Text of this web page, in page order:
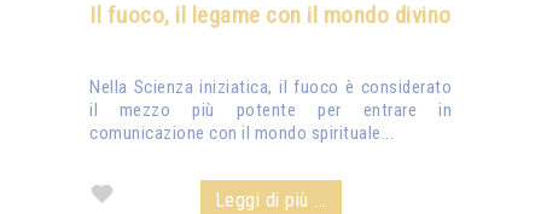
Il fuoco, il legame con il mondo divino
Nella Scienza iniziatica, il fuoco è considerato
il mezzo più potente per entrare in
comunicazione con il mondo spirituale...
Leggi di più ...